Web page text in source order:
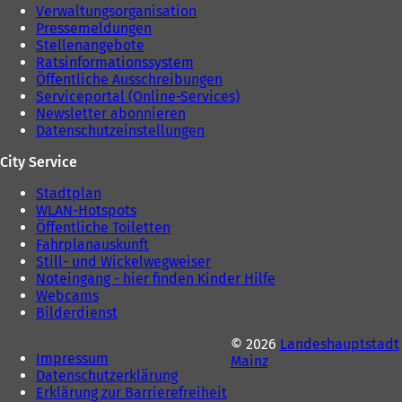
b
)
Verwaltungsorganisation
Pressemeldungen
Stellenangebote
Ratsinformationssystem
Öffentliche Ausschreibungen
Serviceportal (Online-Services)
Newsletter abonnieren
Datenschutzeinstellungen
City Service
Stadtplan
WLAN-Hotspots
Öffentliche Toiletten
Fahrplanauskunft
Still- und Wickelwegweiser
Noteingang - hier finden Kinder Hilfe
Webcams
Bilderdienst
Impressum
Datenschutzerklärung
Erklärung zur Barrierefreiheit
© 2026 Landeshauptstadt
Mainz